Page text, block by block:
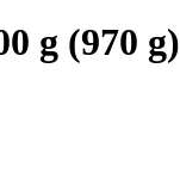
g (970 g)